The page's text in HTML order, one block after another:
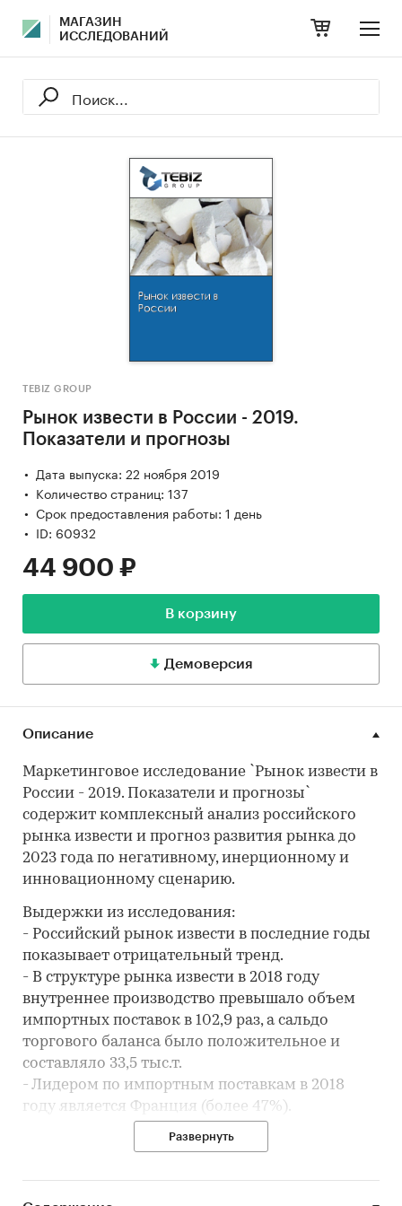
МАГАЗИН
ИССЛЕДОВАНИЙ
TEBIZ GROUP
Рынок извести в России - 2019.
Показатели и прогнозы
Дата выпуска: 22 ноября 2019
Количество страниц: 137
Срок предоставления работы: 1 день
ID: 60932
44 900 ₽
В корзину
Демоверсия
Описание
Маркетинговое исследование `Рынок извести в
России - 2019. Показатели и прогнозы`
содержит комплексный анализ российского
рынка извести и прогноз развития рынка до
2023 года по негативному, инерционному и
инновационному сценарию.
Выдержки из исследования:
- Российский рынок извести в последние годы
показывает отрицательный тренд.
- В структуре рынка извести в 2018 году
внутреннее производство превышало объем
импортных поставок в 102,9 раз, а сальдо
торгового баланса было положительное и
составляло 33,5 тыс.т.
- Лидером по импортным поставкам в 2018
году является Франция (более 47%).
экспортеров покупает Беларусь (более 50%).
Период исследования:
Развернуть